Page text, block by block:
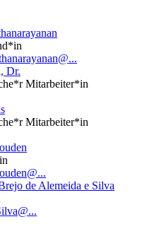
Dr.
Mitarbeiter*in
Mitarbeiter*in
de Alemeida e Silva